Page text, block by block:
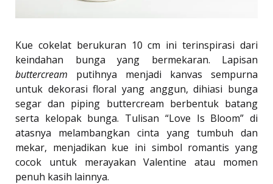
Kue cokelat berukuran 10 cm ini terinspirasi dari
keindahan bunga yang bermekaran. Lapisan
buttercream putihnya menjadi kanvas sempurna
untuk dekorasi floral yang anggun, dihiasi bunga
segar dan piping buttercream berbentuk batang
serta kelopak bunga. Tulisan “Love Is Bloom” di
atasnya melambangkan cinta yang tumbuh dan
mekar, menjadikan kue ini simbol romantis yang
cocok untuk merayakan Valentine atau momen
penuh kasih lainnya.